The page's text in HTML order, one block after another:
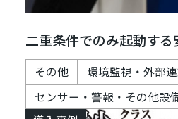
二重条件でのみ起動する
その他
環境監視・外部
センサー・警報・その他設